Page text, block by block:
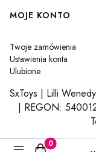
MOJE KONTO
Twoje zamówienia
Ustawienia konta
Ulubione
SxToys | Lilli
| REGON: